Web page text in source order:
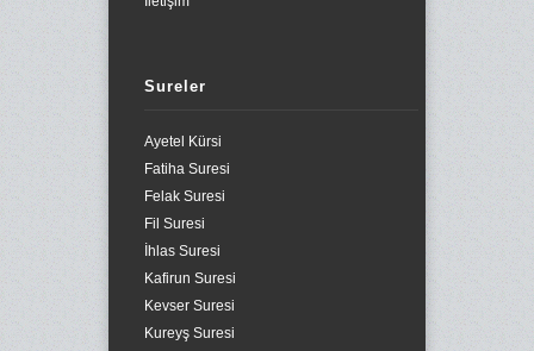
Sureler
Ayetel Kürsi
Fatiha Suresi
Felak Suresi
Fil Suresi
İhlas Suresi
Kafirun Suresi
Kevser Suresi
Kureyş Suresi